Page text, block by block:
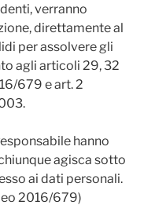
verranno
direttamente al
per assolvere gli
agli articoli 29, 32
679 e art. 2
hanno
agisca sotto
ai dati personali.
2016/679)